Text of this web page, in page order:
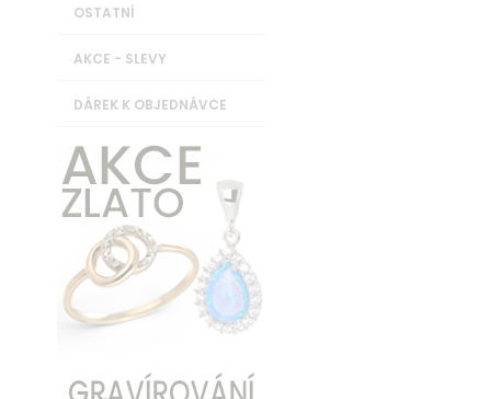
OSTATNÍ
AKCE - SLEVY
DÁREK K OBJEDNÁVCE